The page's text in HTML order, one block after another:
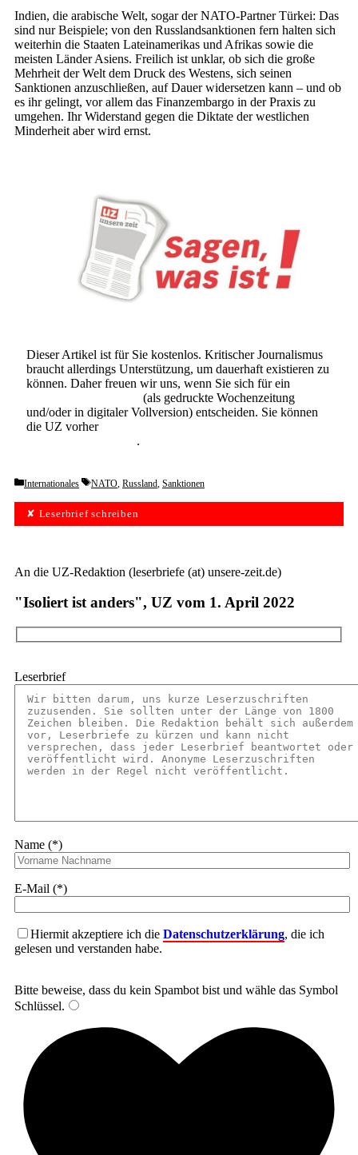
Indien, die arabische Welt, sogar der NATO-Partner Türkei: Das
sind nur Beispiele; von den Russlandsanktionen fern halten sich
weiterhin die Staaten Lateinamerikas und Afrikas sowie die
meisten Länder Asiens. Freilich ist unklar, ob sich die große
Mehrheit der Welt dem Druck des Westens, sich seinen
Sanktionen anzuschließen, auf Dauer widersetzen kann – und ob
es ihr gelingt, vor allem das Finanzembargo in der Praxis zu
umgehen. Ihr Widerstand gegen die Diktate der westlichen
Minderheit aber wird ernst.
Dieser Artikel ist für Sie kostenlos. Kritischer Journalismus
braucht allerdings Unterstützung, um dauerhaft existieren zu
können. Daher freuen wir uns, wenn Sie sich für ein
(als gedruckte Wochenzeitung
und/oder in digitaler Vollversion) entscheiden. Sie können
die UZ vorher
.
Categories
Internationales Tags
NATO, Russland, Sanktionen
✘ Leserbrief schreiben
An die UZ-Redaktion (leserbriefe (at) unsere-zeit.de)
"Isoliert ist anders", UZ vom 1. April 2022
Leserbrief
Name (*)
E-Mail (*)
Hiermit akzeptiere ich die Datenschutzerklärung, die ich
gelesen und verstanden habe.
Bitte beweise, dass du kein Spambot bist und wähle das Symbol
Schlüssel.